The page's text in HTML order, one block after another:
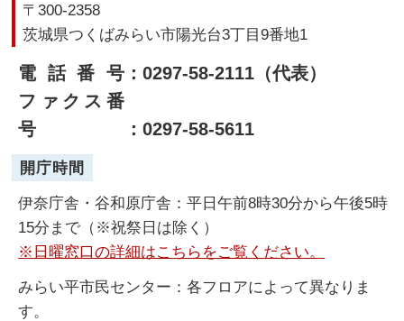
〒300-2358
茨城県つくばみらい市陽光台3丁目9番地1
電話番号：0297-58-2111（代表）
ファクス番
号
：0297-58-5611
開庁時間
伊奈庁舎・谷和原庁舎：平日午前8時30分から午後5時
15分まで（※祝祭日は除く）
※日曜窓口の詳細はこちらをご覧ください。
みらい平市民センター：各フロアによって異なりま
す。